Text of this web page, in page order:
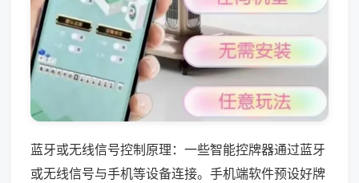
蓝牙或无线信号控制原理：一些智能控牌器通过蓝牙
或无线信号与手机等设备连接。手机端软件预设好牌